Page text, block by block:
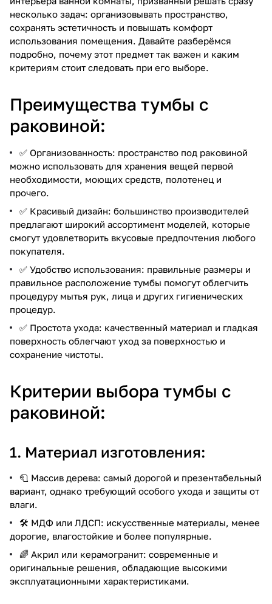
несколько задач: организовывать пространство,
сохранять эстетичность и повышать комфорт
использования помещения. Давайте разберёмся
подробно, почему этот предмет так важен и каким
критериям стоит следовать при его выборе.
Преимущества тумбы с
раковиной:
✅ Организованность: пространство под раковиной
можно использовать для хранения вещей первой
необходимости, моющих средств, полотенец и
прочего.
✅ Красивый дизайн: большинство производителей
предлагают широкий ассортимент моделей, которые
смогут удовлетворить вкусовые предпочтения любого
покупателя.
✅ Удобство использования: правильные размеры и
правильное расположение тумбы помогут облегчить
процедуру мытья рук, лица и других гигиенических
процедур.
✅ Простота ухода: качественный материал и гладкая
поверхность облегчают уход за поверхностью и
сохранение чистоты.
Критерии выбора тумбы с
раковиной:
1. Материал изготовления:
🧻 Массив дерева: самый дорогой и презентабельный
вариант, однако требующий особого ухода и защиты от
влаги.
🛠️ МДФ или ЛДСП: искусственные материалы, менее
дорогие, влагостойкие и более популярные.
🌈 Акрил или керамогранит: современные и
оригинальные решения, обладающие высокими
эксплуатационными характеристиками.